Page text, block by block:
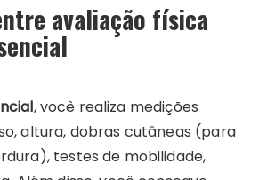
avaliação física
, você realiza medições
altura, dobras cutâneas (para
testes de mobilidade,